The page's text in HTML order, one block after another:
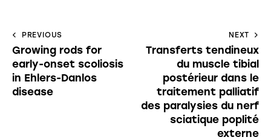
PREVIOUS
Growing rods for
early-onset scoliosis
in Ehlers-Danlos
disease
NEXT
Transferts tendineux
du muscle tibial
postérieur dans le
traitement palliatif
des paralysies du nerf
sciatique poplité
externe